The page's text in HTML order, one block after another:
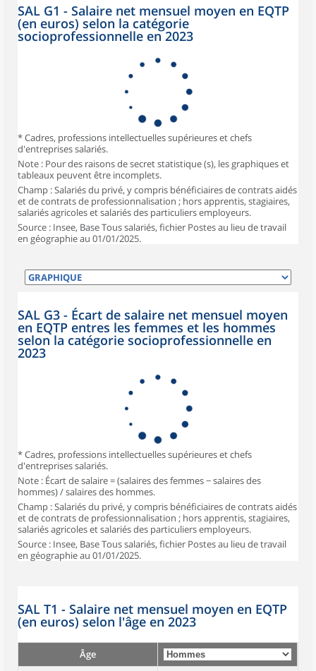
SAL G1 - Salaire net mensuel moyen en EQTP
(en euros) selon la catégorie
socioprofessionnelle en 2023
* Cadres, professions intellectuelles supérieures et chefs
d'entreprises salariés.
Note : Pour des raisons de secret statistique (s), les graphiques et
tableaux peuvent être incomplets.
Champ : Salariés du privé, y compris bénéficiaires de contrats aidés
et de contrats de professionnalisation ; hors apprentis, stagiaires,
salariés agricoles et salariés des particuliers employeurs.
Source : Insee, Base Tous salariés, fichier Postes au lieu de travail
en géographie au 01/01/2025.
SAL G3 - Écart de salaire net mensuel moyen
en EQTP entres les femmes et les hommes
selon la catégorie socioprofessionnelle en
2023
* Cadres, professions intellectuelles supérieures et chefs
d'entreprises salariés.
Note : Écart de salaire = (salaires des femmes − salaires des
hommes) / salaires des hommes.
Champ : Salariés du privé, y compris bénéficiaires de contrats aidés
et de contrats de professionnalisation ; hors apprentis, stagiaires,
salariés agricoles et salariés des particuliers employeurs.
Source : Insee, Base Tous salariés, fichier Postes au lieu de travail
en géographie au 01/01/2025.
SAL T1 - Salaire net mensuel moyen en EQTP
(en euros) selon l'âge en 2023
Âge